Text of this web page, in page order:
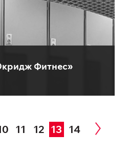
Фитнес»
11 12 13 14